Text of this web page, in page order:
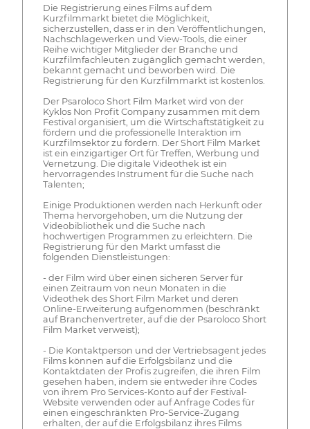
Die Registrierung eines Films auf dem
Kurzfilmmarkt bietet die Möglichkeit,
sicherzustellen, dass er in den Veröffentlichungen,
Nachschlagewerken und View-Tools, die einer
Reihe wichtiger Mitglieder der Branche und
Kurzfilmfachleuten zugänglich gemacht werden,
bekannt gemacht und beworben wird. Die
Registrierung für den Kurzfilmmarkt ist kostenlos.
Der Psaroloco Short Film Market wird von der
Kyklos Non Profit Company zusammen mit dem
Festival organisiert, um die Wirtschaftstätigkeit zu
fördern und die professionelle Interaktion im
Kurzfilmsektor zu fördern. Der Short Film Market
ist ein einzigartiger Ort für Treffen, Werbung und
Vernetzung. Die digitale Videothek ist ein
hervorragendes Instrument für die Suche nach
Talenten;
Einige Produktionen werden nach Herkunft oder
Thema hervorgehoben, um die Nutzung der
Videobibliothek und die Suche nach
hochwertigen Programmen zu erleichtern. Die
Registrierung für den Markt umfasst die
folgenden Dienstleistungen:
- der Film wird über einen sicheren Server für
einen Zeitraum von neun Monaten in die
Videothek des Short Film Market und deren
Online-Erweiterung aufgenommen (beschränkt
auf Branchenvertreter, auf die der Psaroloco Short
Film Market verweist);
- Die Kontaktperson und der Vertriebsagent jedes
Films können auf die Erfolgsbilanz und die
Kontaktdaten der Profis zugreifen, die ihren Film
gesehen haben, indem sie entweder ihre Codes
von ihrem Pro Services-Konto auf der Festival-
Website verwenden oder auf Anfrage Codes für
einen eingeschränkten Pro-Service-Zugang
erhalten, der auf die Erfolgsbilanz ihres Films